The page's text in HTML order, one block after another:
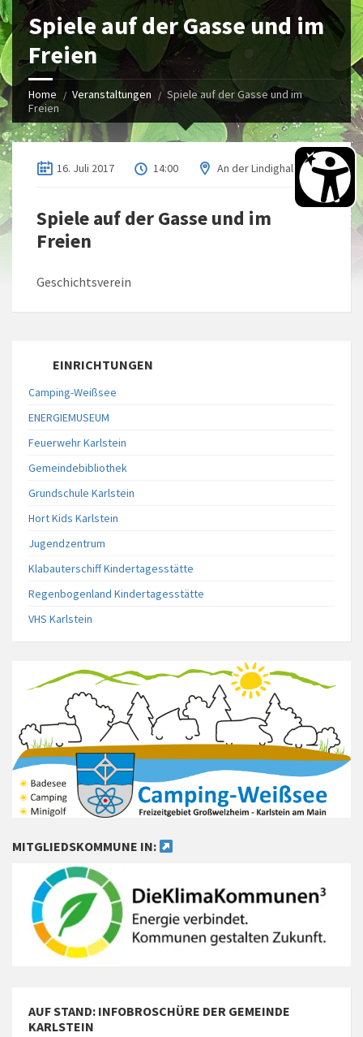
Spiele auf der Gasse und im
Freien
Home Veranstaltungen
Spiele auf der Gasse und im
Freien
16. Juli 2017 14:00 An der Lindighalle
Spiele auf der Gasse und im
Freien
Geschichtsverein
EINRICHTUNGEN
Camping-Weißsee
ENERGIEMUSEUM
Feuerwehr Karlstein
Gemeindebibliothek
Grundschule Karlstein
Hort Kids Karlstein
Jugendzentrum
Klabauterschiff Kindertagesstätte
Regenbogenland Kindertagesstätte
VHS Karlstein
MITGLIEDSKOMMUNE IN:
AUF STAND: INFOBROSCHÜRE DER GEMEINDE
KARLSTEIN